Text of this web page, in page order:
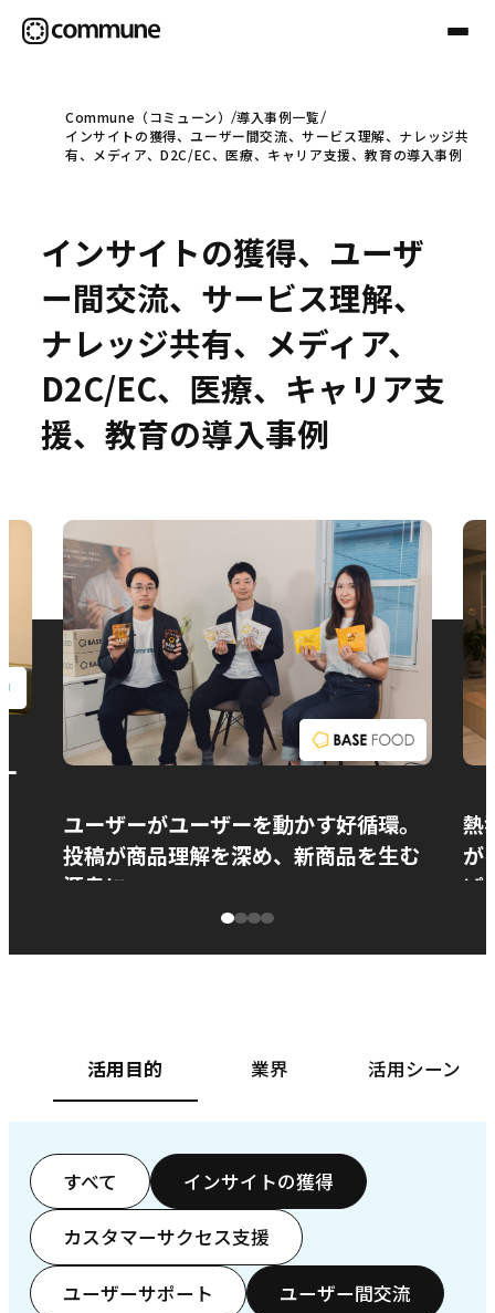
Communeについて
事例
セミナー
お問い合わせ
Commune（コミューン）
導入事例一覧
インサイトの獲得、ユーザー間交流、サービス理解、ナレッジ共
有、メディア、D2C/EC、医療、キャリア支援、教育の導入事例
インサイトの獲得、ユーザ
ー間交流、サービス理解、
ナレッジ共有、メディア、
D2C/EC、医療、キャリア支
援、教育の導入事例
ユーザーがユーザーを動かす好循環。
投稿が商品理解を深め、新商品を生む
源泉に
熱
が
ぱ
活用目的 業界 活用シーン
すべて インサイトの獲得
カスタマーサクセス支援
ユーザーサポート ユーザー間交流